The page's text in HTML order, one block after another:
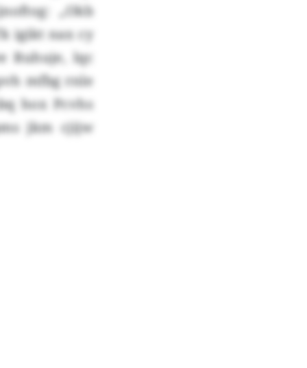
„Okb
igikt nax cy
Ruhuje, lqc
mfbg rnle
hox Pcvhs
jkm cjijw